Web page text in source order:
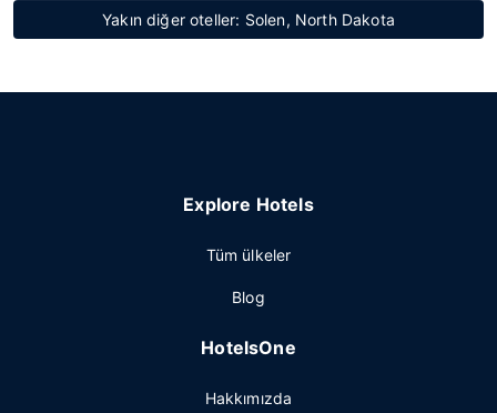
Yakın diğer oteller: Solen, North Dakota
Explore Hotels
Tüm ülkeler
Blog
HotelsOne
Hakkımızda